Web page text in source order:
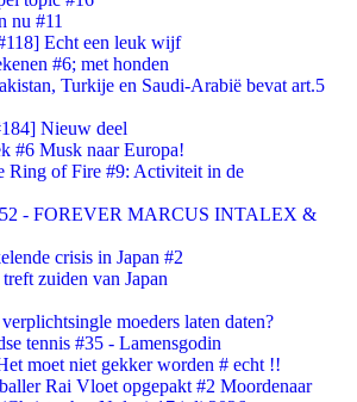
nu #11
Echt een leuk wijf
#6; met honden
Turkije en Saudi-Arabië bevat art.5
Nieuw deel
#6 Musk naar Europa!
Ring of Fire #9: Activiteit in de
- FOREVER MARCUS INTALEX &
crisis in Japan #2
zuiden van Japan
moeders laten daten?
tennis #35 - Lamensgodin
moet niet gekker worden # echt !!
Rai Vloet opgepakt #2 Moordenaar